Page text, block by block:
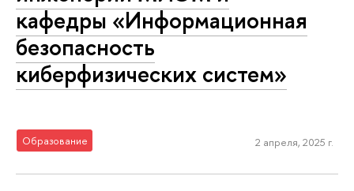
кафедры «Информационная
безопасность
киберфизических систем»
Образование 2 апреля, 2025 г.